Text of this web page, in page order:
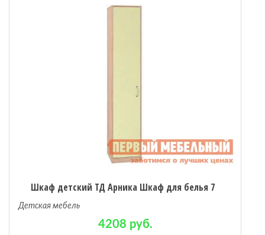
Шкаф детский ТД Арника Шкаф для белья 7
Детская мебель
4208 руб.